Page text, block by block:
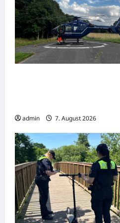
admin 7. August 2026